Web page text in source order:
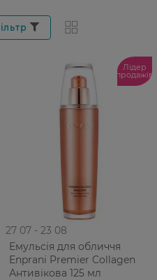
Лідер
продажів
27 07 - 23 08
Емульсія для обличчя
Enprani Premier Collagen
Антивікова 125 мл